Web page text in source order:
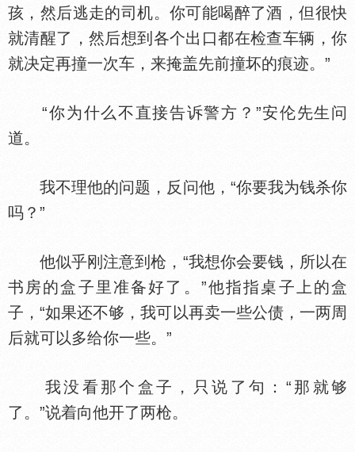
孩，然后逃走的司机。你可能喝醉了酒，但很快
就清醒了，然后想到各个出口都在检查车辆，你
就决定再撞一次车，来掩盖先前撞坏的痕迹。”
“你为什么不直接告诉警方？”安伦先生问
道。
我不理他的问题，反问他，“你要我为钱杀你
吗？”
他似乎刚注意到枪，“我想你会要钱，所以在
书房的盒子里准备好了。”他指指桌子上的盒
子，“如果还不够，我可以再卖一些公债，一两周
后就可以多给你一些。”
我没看那个盒子，只说了句：“那就够
了。”说着向他开了两枪。